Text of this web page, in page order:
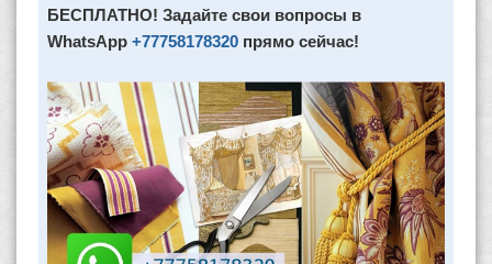
БЕСПЛАТНО! Задайте свои вопросы в
WhatsApp +77758178320прямо сейчас!